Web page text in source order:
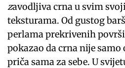
zavodljiva crna u svim
teksturama. Od gustog
perlama prekrivenih
pokazao da crna nije samo
priča sama za sebe. U